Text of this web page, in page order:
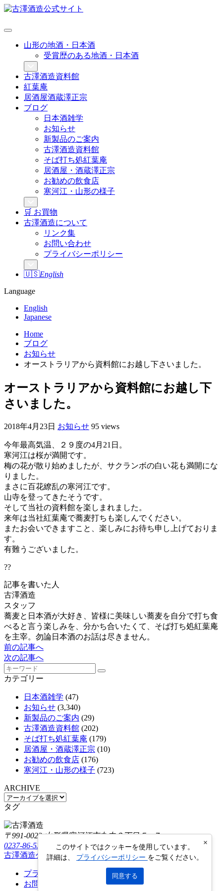
山形の地酒・日本酒
受賞歴のある地酒・日本酒
古澤酒造資料館
紅葉庵
居酒屋酒蔵澤正宗
ブログ
日本酒雑学
お知らせ
新製品のご案内
古澤酒造資料館
そば打ち処紅葉庵
居酒屋・酒蔵澤正宗
お勧めの飲食店
寒河江・山形の様子
🛒 お買物
古澤酒造について
リンク集
お問い合わせ
プライバシーポリシー
🇺🇸English
Language
English
Japanese
Home
ブログ
お知らせ
オーストラリアから資料館にお越し下さいました。
オーストラリアから資料館にお越し下
さいました。
2018年4月23日 お知らせ 95 views
今年最高気温、２９度の4月21日。
寒河江は桜が満開です。
梅の花が散り始めましたが、サクランボの白い花も満開にな
りました。
まさに百花繚乱の寒河江です。
山寺を登ってきたそうです。
そして当社の資料館を楽しまれました。
来年は当社紅葉庵で蕎麦打ちも楽しんでください。
またお会いできますこと、楽しみにお待ち申し上げておりま
す。
有難うございました。
??
記事を書いた人
古澤酒造
スタッフ
蕎麦と日本酒が大好き、皆様に美味しい蕎麦を自分で打ち食
べると言う楽しみを、分かち合いたくて、そば打ち処紅葉庵
を主宰。勿論日本酒のお話は尽きません。
前の記事へ
次の記事へ
カテゴリー
日本酒雑学 (47)
お知らせ (3,340)
新製品のご案内 (29)
古澤酒造資料館 (202)
そば打ち処紅葉庵 (179)
居酒屋・酒蔵澤正宗 (10)
お勧めの飲食店 (176)
寒河江・山形の様子 (723)
ARCHIVE
タグ
〒991-0023 山形県寒河江市丸内３丁目５−７
0237-86-5322
古澤酒造公式オンラインショップFurusawa Online Shop
プライバシーポリシー
お問い合わせ
このサイトではクッキーを使用しています。
詳細は、 プライバシーポリシー をご覧ください。
同意する
×